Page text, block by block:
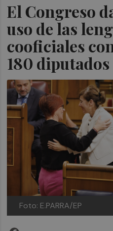
El Congreso
uso de las
cooficiales
180 diputados
Foto: E.PARRA/EP